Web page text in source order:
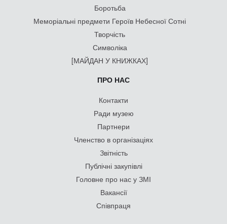
Боротьба
Меморіальні предмети Героїв Небесної Сотні
Творчість
Символіка
[МАЙДАН У КНИЖКАХ]
ПРО НАС
Контакти
Ради музею
Партнери
Членство в організаціях
Звітність
Публічні закупівлі
Головне про нас у ЗМІ
Вакансії
Співпраця